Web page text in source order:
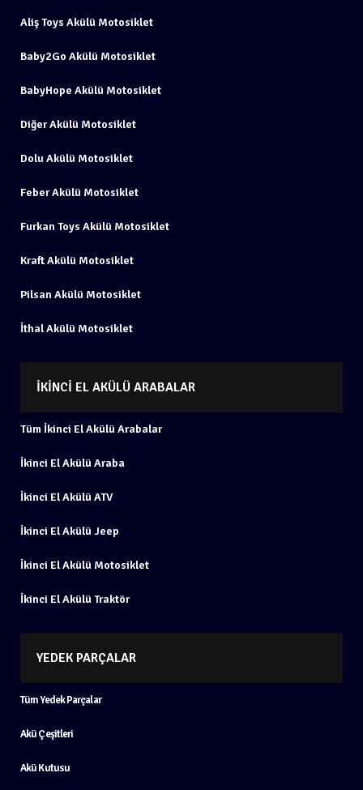
Aliş Toys Akülü Motosiklet
Baby2Go Akülü Motosiklet
BabyHope Akülü Motosiklet
Diğer Akülü Motosiklet
Dolu Akülü Motosiklet
Feber Akülü Motosiklet
Furkan Toys Akülü Motosiklet
Kraft Akülü Motosiklet
Pilsan Akülü Motosiklet
İthal Akülü Motosiklet
İKINCI EL AKÜLÜ ARABALAR
Tüm İkinci El Akülü Arabalar
İkinci El Akülü Araba
İkinci El Akülü ATV
İkinci El Akülü Jeep
İkinci El Akülü Motosiklet
İkinci El Akülü Traktör
YEDEK PARÇALAR
Tüm Yedek Parçalar
Akü Çeşitleri
Akü Kutusu